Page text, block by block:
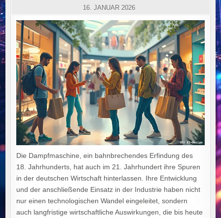
16. JANUAR 2026
Die Dampfmaschine, ein bahnbrechendes Erfindung des
18. Jahrhunderts, hat auch im 21. Jahrhundert ihre Spuren
in der deutschen Wirtschaft hinterlassen. Ihre Entwicklung
und der anschließende Einsatz in der Industrie haben nicht
nur einen technologischen Wandel eingeleitet, sondern
auch langfristige wirtschaftliche Auswirkungen, die bis heute